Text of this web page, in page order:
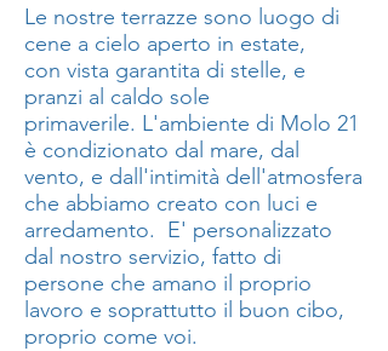
Le nostre terrazze sono luogo di
cene a cielo aperto in estate,
con vista garantita di stelle, e
pranzi al caldo sole
primaverile. L'ambiente di Molo 21
è condizionato dal mare, dal
vento, e dall'intimità dell'atmosfera
che abbiamo creato con luci e
arredamento. E' personalizzato
dal nostro servizio, fatto di
persone che amano il proprio
lavoro e soprattutto il buon cibo,
proprio come voi.